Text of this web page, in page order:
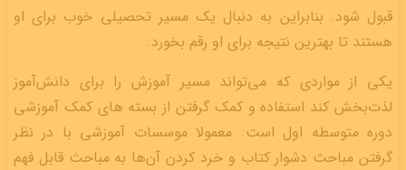
قبول شود. بنابراین به دنبال یک مسیر تحصیلی خوب برای او
هستند تا بهترین نتیجه برای او رقم بخورد.
یکی از مواردی که می‌تواند مسیر آموزش را برای دانش‌آموز
لذت‌بخش کند استفاده و کمک گرفتن از بسته‌ های کمک آموزشی
دوره متوسطه اول است. معمولا موسسات آموزشی با در نظر
گرفتن مباحث دشوار کتاب و خرد کردن آن‌ها به مباحث قابل فهم